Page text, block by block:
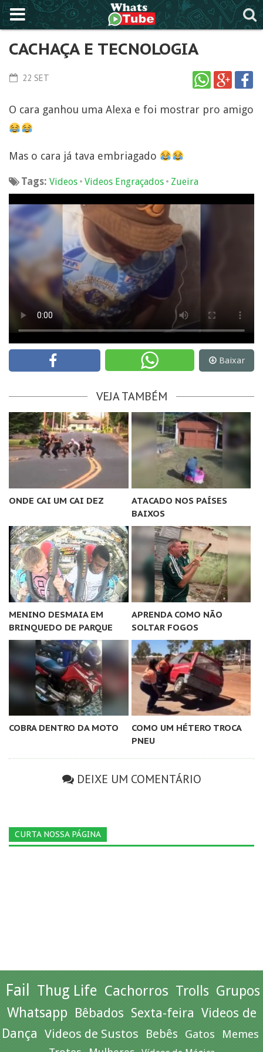
CACHAÇA E TECNOLOGIA
22 SET
O cara ganhou uma Alexa e foi mostrar pro amigo
Mas o cara já tava embriagado
Tags: Videos • Videos Engraçados • Zueira
Baixar
VEJA TAMBÉM
ONDE CAI UM CAI DEZ
ATACADO NOS PAÍSES
BAIXOS
MENINO DESMAIA EM
BRINQUEDO DE PARQUE
APRENDA COMO NÃO
SOLTAR FOGOS
COBRA DENTRO DA MOTO
COMO UM HÉTERO TROCA
PNEU
DEIXE UM COMENTÁRIO
CURTA NOSSA PÁGINA
Fail Thug Life Cachorros Trolls Grupos
Whatsapp Bêbados Sexta-feira Videos de
Dança Videos de Sustos Bebês Gatos Memes